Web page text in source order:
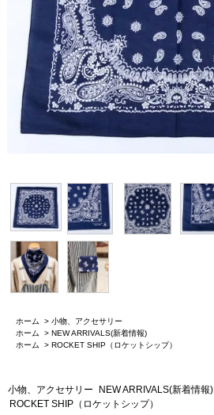
ホーム > 小物、アクセサリー
ホーム
> NEW ARRIVALS(新着情報)
ホーム
> ROCKET SHIP（ロケットシップ）
小物、アクセサリー
NEW ARRIVALS(新着情報)
ROCKET SHIP（ロケットシップ）